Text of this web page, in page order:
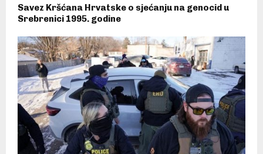
Savez Kršćana Hrvatske o sjećanju na genocid u
Srebrenici 1995. godine